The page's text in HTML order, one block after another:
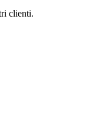
clienti.